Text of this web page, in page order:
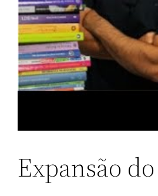
Expansão